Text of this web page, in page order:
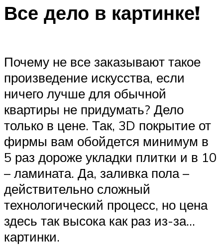
Все дело в картинке!
Почему не все заказывают такое
произведение искусства, если
ничего лучше для обычной
квартиры не придумать? Дело
только в цене. Так, 3D покрытие от
фирмы вам обойдется минимум в
5 раз дороже укладки плитки и в 10
– ламината. Да, заливка пола –
действительно сложный
технологический процесс, но цена
здесь так высока как раз из-за…
картинки.